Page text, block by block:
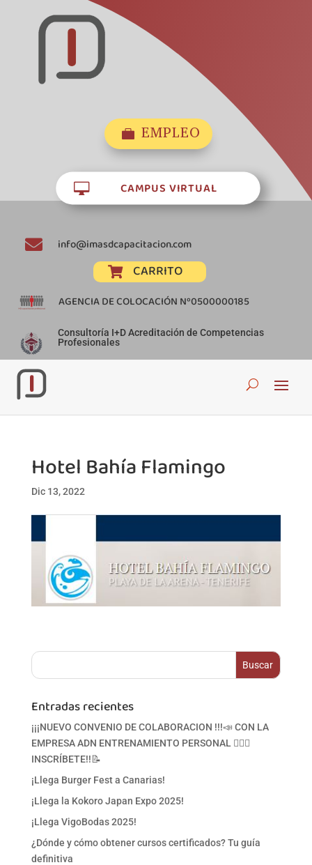
 EMPLEO
 CAMPUS VIRTUAL
 info@imasdcapacitacion.com
 CARRITO
AGENCIA DE COLOCACIÓN Nº0500000185
Consultoría I+D Acreditación de Competencias
Profesionales
Hotel Bahía Flamingo
Dic 13, 2022
Entradas recientes
¡¡¡NUEVO CONVENIO DE COLABORACION !!!📣 CON LA
EMPRESA ADN ENTRENAMIENTO PERSONAL 🏋‍♀🥋
INSCRÍBETE!!📝
¡Llega Burger Fest a Canarias!
¡Llega la Kokoro Japan Expo 2025!
¡Llega VigoBodas 2025!
¿Dónde y cómo obtener cursos certificados? Tu guía
definitiva